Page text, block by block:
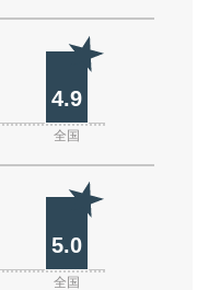
4.9
全国
5.0
全国